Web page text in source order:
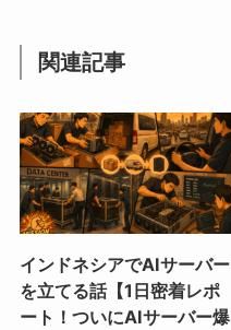
関連記事
インドネシアでAIサーバー
を立てる話【1日密着レポ
ート！ついにAIサーバー爆